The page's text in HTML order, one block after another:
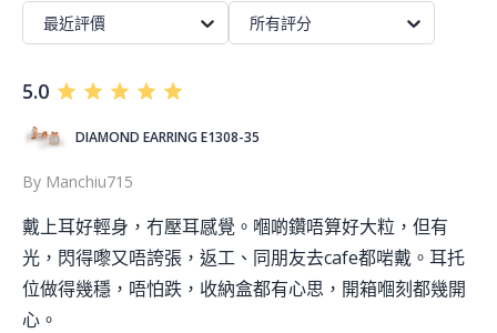
最近評價 所有評分
5.0
DIAMOND EARRING E1308-35
By Manchiu715
戴上耳好輕身，冇壓耳感覺。嗰啲鑽唔算好大粒，但有
光，閃得嚟又唔誇張，返工、同朋友去cafe都啱戴。耳托
位做得幾穩，唔怕跌，收納盒都有心思，開箱嗰刻都幾開
心。